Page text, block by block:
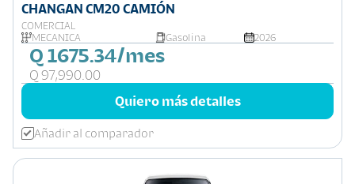
CHANGAN CM20 CAMIÓN
COMERCIAL
MECÁNICA
Gasolina 2026
Q 1675.34/mes
Q 97,990.00
Quiero más detalles
Añadir al comparador